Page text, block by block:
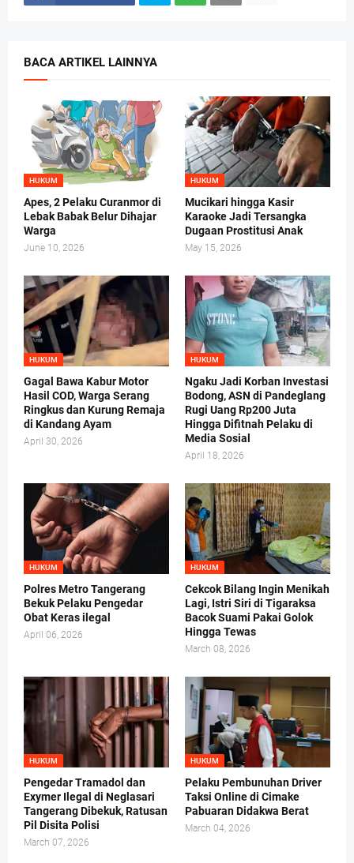
BACA ARTIKEL LAINNYA
HUKUM
Apes, 2 Pelaku Curanmor di
Lebak Babak Belur Dihajar
Warga
June 10, 2026
HUKUM
Mucikari hingga Kasir
Karaoke Jadi Tersangka
Dugaan Prostitusi Anak
May 15, 2026
HUKUM
Gagal Bawa Kabur Motor
Hasil COD, Warga Serang
Ringkus dan Kurung Remaja
di Kandang Ayam
April 30, 2026
HUKUM
Ngaku Jadi Korban Investasi
Bodong, ASN di Pandeglang
Rugi Uang Rp200 Juta
Hingga Difitnah Pelaku di
Media Sosial
April 18, 2026
HUKUM
Polres Metro Tangerang
Bekuk Pelaku Pengedar
Obat Keras ilegal
April 06, 2026
HUKUM
Cekcok Bilang Ingin Menikah
Lagi, Istri Siri di Tigaraksa
Bacok Suami Pakai Golok
Hingga Tewas
March 08, 2026
HUKUM
Pengedar Tramadol dan
Exymer Ilegal di Neglasari
Tangerang Dibekuk, Ratusan
Pil Disita Polisi
March 07, 2026
HUKUM
Pelaku Pembunuhan Driver
Taksi Online di Cimake
Pabuaran Didakwa Berat
March 04, 2026